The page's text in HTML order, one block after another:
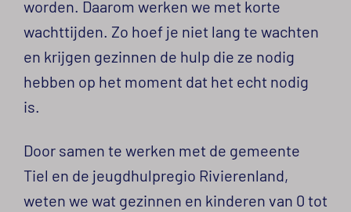
worden. Daarom werken we met korte
wachttijden. Zo hoef je niet lang te wachten
en krijgen gezinnen de hulp die ze nodig
hebben op het moment dat het echt nodig
is.
Door samen te werken met de gemeente
Tiel en de jeugdhulpregio Rivierenland,
weten we wat gezinnen en kinderen van 0 tot